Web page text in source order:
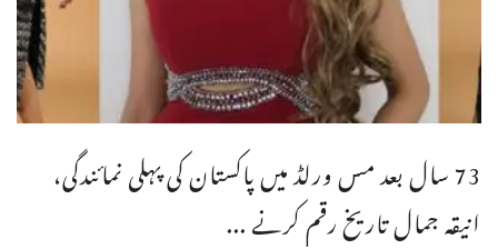
73 سال بعد مس ورلڈ میں پاکستان کی پہلی نمائندگی،
انیقہ جمال تاریخ رقم کرنے ...